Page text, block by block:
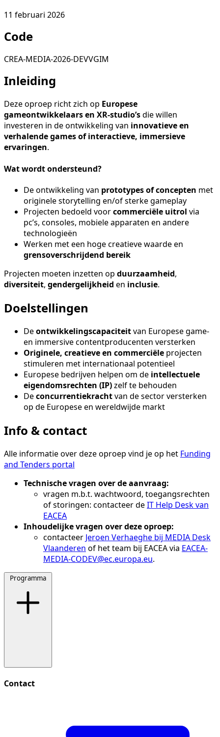
11 februari 2026
Code
CREA-MEDIA-2026-DEVVGIM
Inleiding
Deze oproep richt zich op Europese
gameontwikkelaars en XR-studio’sdie willen
investeren in de ontwikkeling van innovatieve en
verhalende games of interactieve, immersieve
ervaringen.
Wat wordt ondersteund?
De ontwikkeling van prototypes of concepten met
originele storytelling en/of sterke gameplay
Projecten bedoeld voorcommerciële uitrol via
pc’s, consoles, mobiele apparaten en andere
technologieën
Werken met een hoge creatieve waarde en
grensoverschrijdend bereik
Projecten moeten inzetten op duurzaamheid,
diversiteit, gendergelijkheid en inclusie.
Doelstellingen
Deontwikkelingscapaciteitvan Europese game-
en immersive contentproducenten versterken
Originele, creatieve en commerciële projecten
stimuleren met internationaal potentieel
Europese bedrijven helpen om de intellectuele
eigendomsrechten (IP)zelf te behouden
Deconcurrentiekrachtvan de sector versterken
op de Europese en wereldwijde markt
Info & contact
Alle informatie over deze oproep vind je op het Funding
and Tenders portal
Technische vragen over de aanvraag:
vragen m.b.t. wachtwoord, toegangsrechten
of storingen: contacteer deIT Help Desk van
EACEA
Inhoudelijke vragen over deze oproep:
contacteer Jeroen Verhaeghe bij MEDIA Desk
Vlaanderen of het team bij EACEA via EACEA-
MEDIA-CODEV@ec.europa.eu.
Programma
Contact